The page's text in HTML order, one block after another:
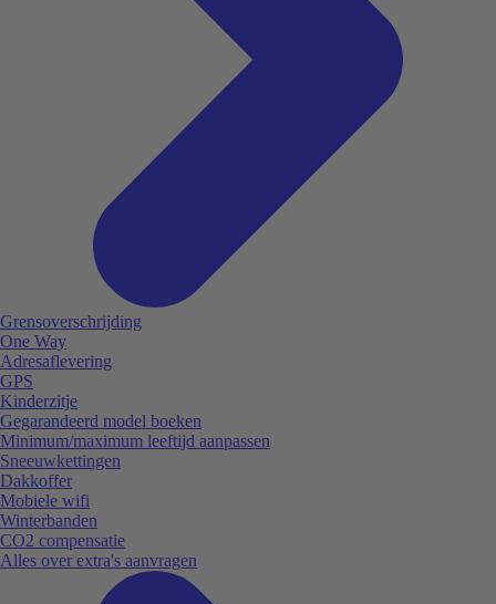
Grensoverschrijding
One Way
Adresaflevering
GPS
Kinderzitje
Gegarandeerd model boeken
Minimum/maximum leeftijd aanpassen
Sneeuwkettingen
Dakkoffer
Mobiele wifi
Winterbanden
CO2 compensatie
Alles over extra's aanvragen